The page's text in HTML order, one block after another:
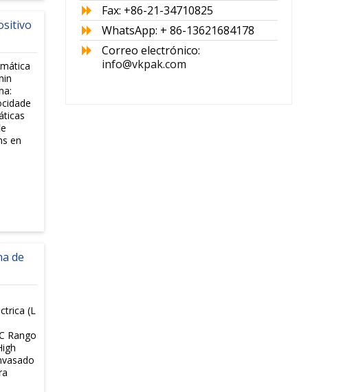
en
de
(L
Rango
Fax: +86-21-34710825
WhatsApp: + 86-13621684178
Correo electrónico:
info@vkpak.com